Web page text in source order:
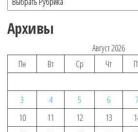
Архивы
Август 2026
Пн
Вт Ср Чт
3
4 5 6 7
10
11 12 13